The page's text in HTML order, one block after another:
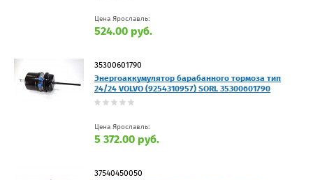
Цена Ярославль:
524.00 руб.
35300601790
Энергоаккумулятор барабанного тормоза тип
24/24 VOLVO (9254310957) SORL 35300601790
Цена Ярославль:
5 372.00 руб.
37540450050